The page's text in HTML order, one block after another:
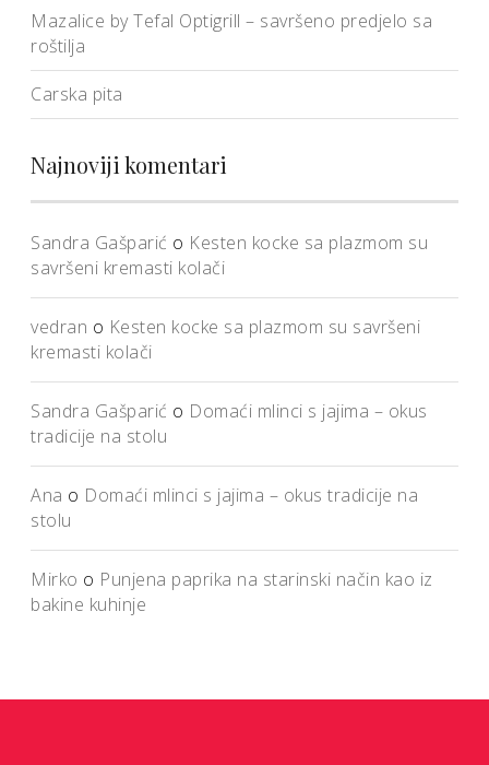
Mazalice by Tefal Optigrill – savršeno predjelo sa
roštilja
Carska pita
Najnoviji komentari
Sandra Gašparić o Kesten kocke sa plazmom su
savršeni kremasti kolači
vedran o Kesten kocke sa plazmom su savršeni
kremasti kolači
Sandra Gašparić o Domaći mlinci s jajima – okus
tradicije na stolu
Ana o Domaći mlinci s jajima – okus tradicije na
stolu
Mirko o Punjena paprika na starinski način kao iz
bakine kuhinje